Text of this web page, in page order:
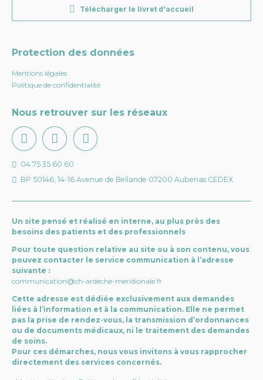
Télécharger le livret d'accueil
Protection des données
Mentions légales
Politique de confidentialité
Nous retrouver sur les réseaux
04 75 35 60 60
BP 50146, 14-16 Avenue de Bellande 07200 Aubenas CEDEX
Un site pensé et réalisé en interne, au plus près des
besoins des patients et des professionnels
Pour toute question relative au site ou à son contenu, vous
pouvez contacter le service communication à l’adresse
suivante :
communication@ch-ardeche-meridionale.fr
Cette adresse est dédiée exclusivement aux demandes
liées à l’information et à la communication. Elle ne permet
pas la prise de rendez-vous, la transmission d’ordonnances
ou de documents médicaux, ni le traitement des demandes
de soins.
Pour ces démarches, nous vous invitons à vous rapprocher
directement des services concernés.